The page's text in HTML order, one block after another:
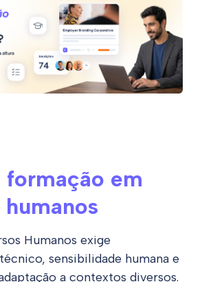
formação em
Humanos exige
sensibilidade humana e
a contextos diversos.